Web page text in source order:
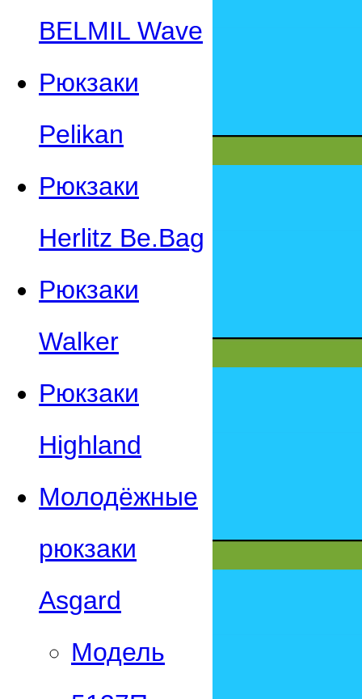
BELMIL Wave
Рюкзаки
Pelikan
Рюкзаки
Herlitz Be.Bag
Рюкзаки
Walker
Рюкзаки
Highland
Молодёжные
рюкзаки
Asgard
Модель